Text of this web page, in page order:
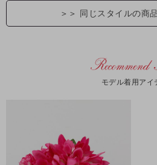
＞＞ 同じスタイルの商
モデル着用アイ